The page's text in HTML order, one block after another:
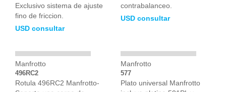
Exclusivo sistema de ajuste
fino de friccion.
USD consultar
contrabalanceo.
USD consultar
Manfrotto
496RC2
Rotula 496RC2 Manfrotto-
Manfrotto
577
Plato universal Manfrotto